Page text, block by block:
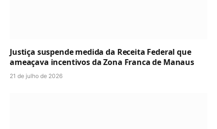
Justiça suspende medida da Receita Federal que
ameaçava incentivos da Zona Franca de Manaus
21 de julho de 2026